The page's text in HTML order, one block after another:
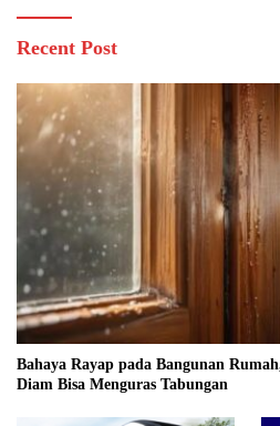
Recent Post
Bahaya Rayap pada Bangunan
Diam Bisa Menguras Tabungan